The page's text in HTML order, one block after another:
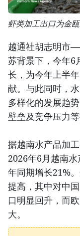
虾类加工出口为金
越通社胡志明市
苏背景下，今年6
长，为今年上半
献。与此同时，
多样化的发展趋
壁垒及竞争压力等
据越南水产品加
2026年6月越南
年同期增长21%
提高，其中对中
口明显回升，而
大。